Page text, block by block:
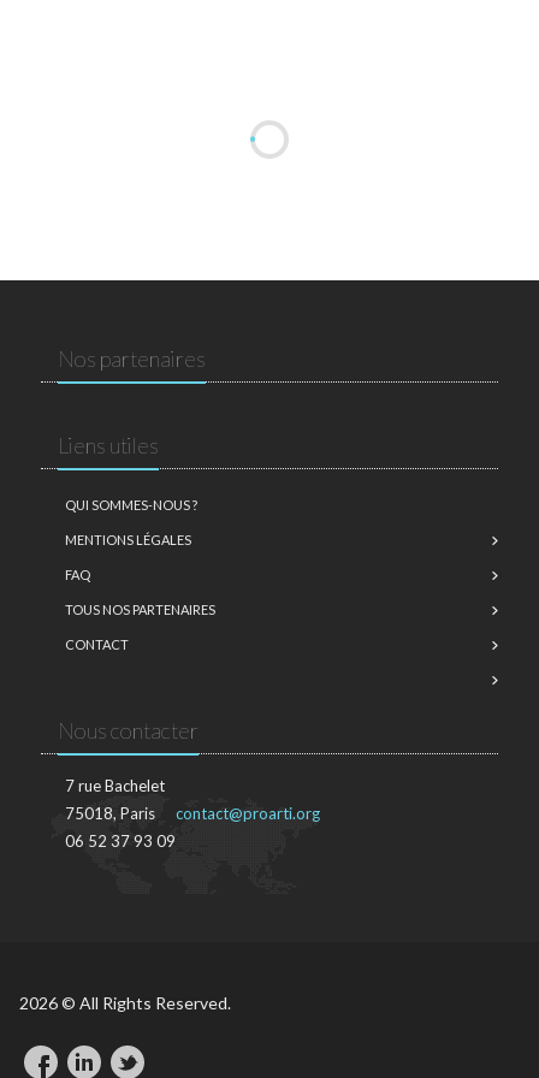
Nos partenaires
Liens utiles
QUI SOMMES-NOUS ?
MENTIONS LÉGALES
FAQ
TOUS NOS PARTENAIRES
CONTACT
Nous contacter
7 rue Bachelet
75018, Paris
06 52 37 93 09
contact@proarti.org
2026 © All Rights Reserved.